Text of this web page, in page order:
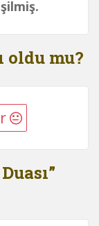
oldu mu?